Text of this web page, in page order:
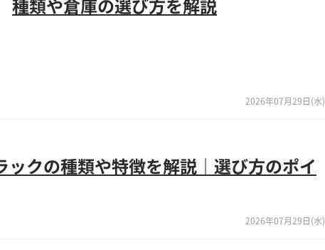
種類や倉庫の選び方を解説
2026年07月29日(水)
ックの種類や特徴を解説｜選び方のポイ
2026年07月29日(水)